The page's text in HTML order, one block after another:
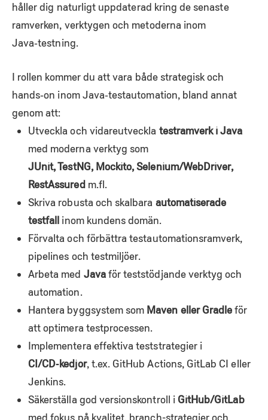
håller dig naturligt uppdaterad kring de senaste
ramverken, verktygen och metoderna inom
Java‑testning.
I rollen kommer du att vara både strategisk och
hands‑on inom Java‑testautomation, bland annat
genom att:
Utveckla och vidareutveckla testramverk i Java
med moderna verktyg som
JUnit, TestNG, Mockito, Selenium/WebDriver,
RestAssured m.fl.
Skriva robusta och skalbara automatiserade
testfall inom kundens domän.
Förvalta och förbättra testautomationsramverk,
pipelines och testmiljöer.
Arbeta med Javaför teststödjande verktyg och
automation.
Hantera byggsystem som Maven eller Gradleför
att optimera testprocessen.
Implementera effektiva teststrategier i
CI/CD‑kedjor, t.ex. GitHub Actions, GitLab CI eller
Jenkins.
Säkerställa god versionskontroll i GitHub/GitLab
med fokus på kvalitet, branch-strategier och